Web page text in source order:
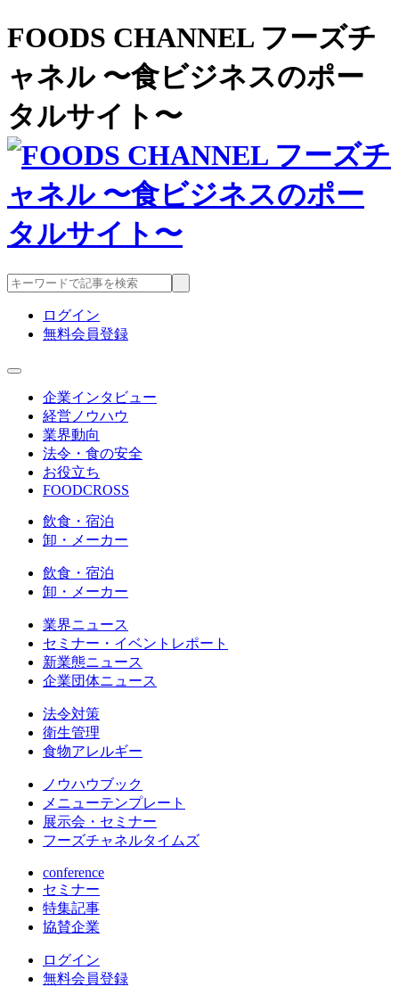
FOODS CHANNEL フーズチ
ャネル 〜食ビジネスのポー
タルサイト〜
ログイン
無料会員登録
企業インタビュー
経営ノウハウ
業界動向
法令・食の安全
お役立ち
FOODCROSS
飲食・宿泊
卸・メーカー
飲食・宿泊
卸・メーカー
業界ニュース
セミナー・イベントレポート
新業態ニュース
企業団体ニュース
法令対策
衛生管理
食物アレルギー
ノウハウブック
メニューテンプレート
展示会・セミナー
フーズチャネルタイムズ
conference
セミナー
特集記事
協賛企業
ログイン
無料会員登録